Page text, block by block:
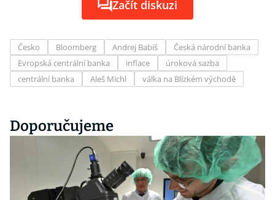
Začít diskuzi
Česko Bloomberg Andrej Babiš
Česká národní banka
Evropská centrální banka
inflace
úroková sazba
centrální banka
Aleš Michl válka na Blízkém východě
Doporučujeme